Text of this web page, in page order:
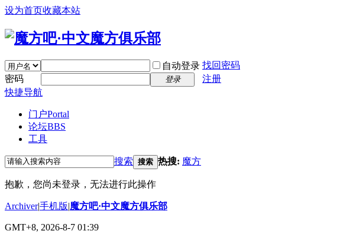
设为首页收藏本站
自动登录 找回密码
密码
登录
注册
快捷导航
门户Portal
论坛BBS
工具
搜索 搜索 热搜: 魔方
抱歉，您尚未登录，无法进行此操作
Archiver|手机版|魔方吧·中文魔方俱乐部
GMT+8, 2026-8-7 01:39